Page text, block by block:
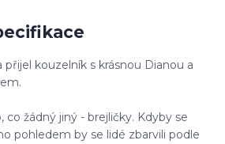
kouzelník s krásnou Dianou a
co žádný jiný - brejličky. Kdyby se
pohledem by se lidé zbarvili podle